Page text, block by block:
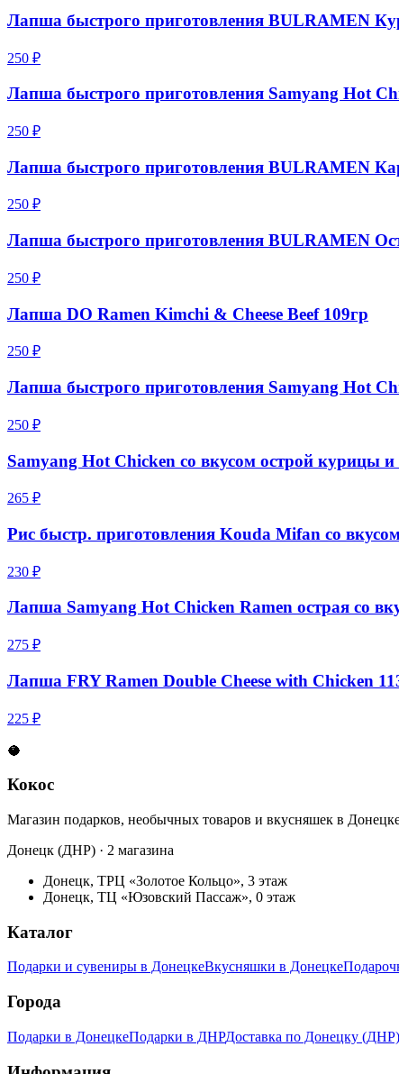
Лапша быстрого приготовления BULRAMEN
250 ₽
Лапша быстрого приготовления Samyang Hot
250 ₽
Лапша быстрого приготовления BULRAMEN
250 ₽
Лапша быстрого приготовления BULRAMEN
250 ₽
Лапша DO Ramen Kimchi & Cheese Beef 109гр
250 ₽
Лапша быстрого приготовления Samyang Hot
250 ₽
Samyang Hot Chicken со вкусом острой курицы и
265 ₽
Рис быстр. приготовления Kouda Mifan со
230 ₽
Лапша Samyang Hot Chicken Ramen острая со
275 ₽
Лапша FRY Ramen Double Cheese with Chicken
225 ₽
🥥
Кокос
Магазин подарков, необычных товаров и вкусняшек в
Донецк (ДНР) · 2 магазина
Донецк, ТРЦ «Золотое Кольцо», 3 этаж
Донецк, ТЦ «Юзовский Пассаж», 0 этаж
Каталог
Подарки и сувениры в ДонецкеВкусняшки в Донецке
Города
Подарки в ДонецкеПодарки в ДНРДоставка по Донецку (ДНР)